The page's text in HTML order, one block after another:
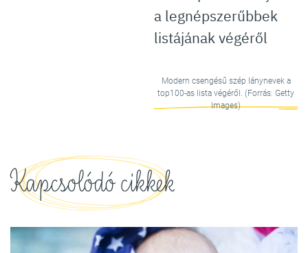
a legnépszerűbbek
listájának végéről
Modern csengésű szép lánynevek a
top100-as lista végéről. (Forrás: Getty
Images)
Kapcsolódó cikkek